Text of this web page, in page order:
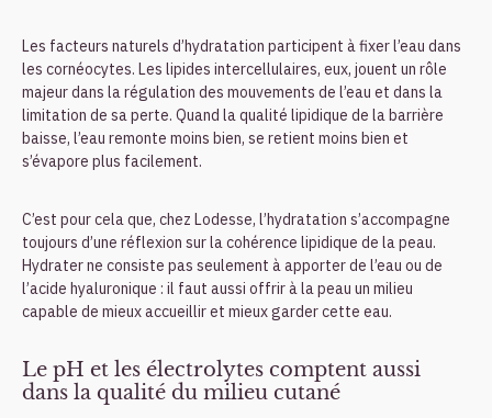
Les facteurs naturels d’hydratation participent à fixer l’eau dans
les cornéocytes. Les lipides intercellulaires, eux, jouent un rôle
majeur dans la régulation des mouvements de l’eau et dans la
limitation de sa perte. Quand la qualité lipidique de la barrière
baisse, l’eau remonte moins bien, se retient moins bien et
s’évapore plus facilement.
C’est pour cela que, chez Lodesse, l’hydratation s’accompagne
toujours d’une réflexion sur la cohérence lipidique de la peau.
Hydrater ne consiste pas seulement à apporter de l’eau ou de
l’acide hyaluronique : il faut aussi offrir à la peau un milieu
capable de mieux accueillir et mieux garder cette eau.
Le pH et les électrolytes comptent aussi
dans la qualité du milieu cutané